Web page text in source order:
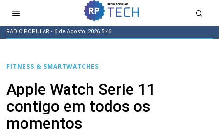
RADIO POPULAR • 6 de Agosto, 2026 5:46
FITNESS & SMARTWATCHES
Apple Watch Serie 11
contigo em todos os
momentos